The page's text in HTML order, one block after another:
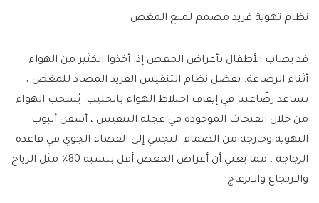
نظام تهوية فريد مصمم لمنع المغص
قد يصاب الأطفال بأعراض المغص إذا أخذوا الكثير من الهواء
أثناء الرضاعة. بفضل نظام التنفيس الفريد المضاد للمغص ،
تساعد رضّاعتنا في إيقاف اختلاط الهواء بالحليب. يُسحب الهواء
من خلال الفتحات الموجودة في عجلة التنفيس ، أسفل أنبوب
التهوية وخارجه من الصمام النجمي إلى الفضاء الجوي في قاعدة
الزجاجة ، مما يعني أن أعراض المغص أقل بنسبة 80٪ مثل الرياح
والارتجاع والانزعاج.